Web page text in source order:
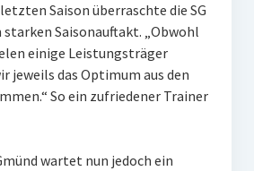
Saison überraschte die SG
Saisonauftakt. „Obwohl
einige Leistungsträger
jeweils das Optimum aus den
So ein zufriedener Trainer
wartet nun jedoch ein